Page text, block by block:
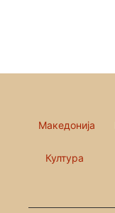
Македонија
Култура